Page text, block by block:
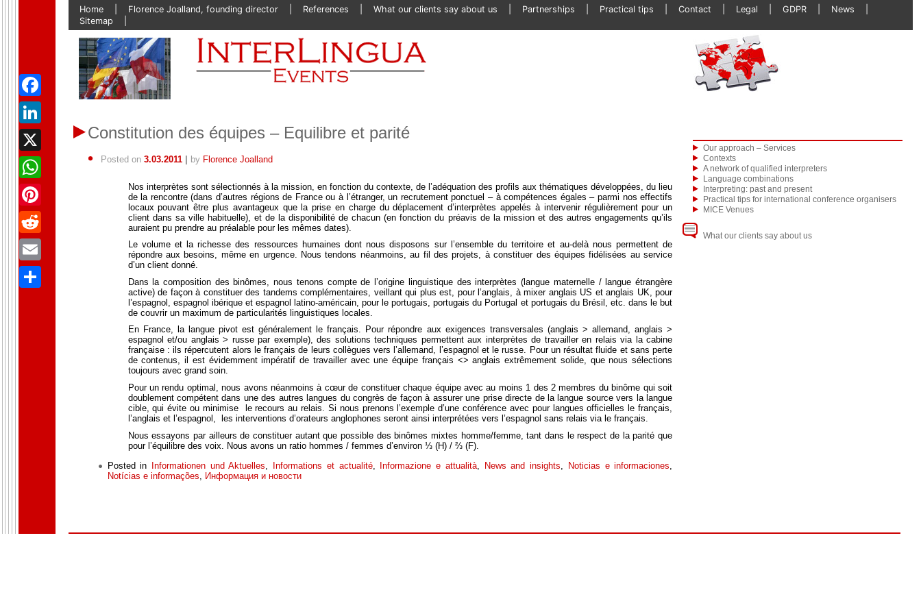
Home Florence Joalland, founding director References What our clients say about us Partnerships Practical tips Contact Legal GDPR
News
Sitemap
Constitution des équipes – Equilibre et parité
Posted on 3.03.2011| by Florence Joalland
Nos interprètes sont sélectionnés à la mission, en fonction du contexte, de l’adéquation des profils aux thématiques développées, du lieu
de la rencontre (dans d’autres régions de France ou à l’étranger, un recrutement ponctuel – à compétences égales – parmi nos effectifs
locaux pouvant être plus avantageux que la prise en charge du déplacement d’interprètes appelés à intervenir régulièrement pour un
client dans sa ville habituelle), et de la disponibilité de chacun (en fonction du préavis de la mission et des autres engagements qu’ils
auraient pu prendre au préalable pour les mêmes dates).
Le volume et la richesse des ressources humaines dont nous disposons sur l’ensemble du territoire et au-delà nous permettent de
répondre aux besoins, même en urgence. Nous tendons néanmoins, au fil des projets, à constituer des équipes fidélisées au service
d’un client donné.
Dans la composition des binômes, nous tenons compte de l’origine linguistique des interprètes (langue maternelle / langue étrangère
active) de façon à constituer des tandems complémentaires, veillant qui plus est, pour l’anglais, à mixer anglais US et anglais UK, pour
l’espagnol, espagnol ibérique et espagnol latino-américain, pour le portugais, portugais du Portugal et portugais du Brésil, etc. dans le but
de couvrir un maximum de particularités linguistiques locales.
En France, la langue pivot est généralement le français. Pour répondre aux exigences transversales (anglais > allemand, anglais >
espagnol et/ou anglais > russe par exemple), des solutions techniques permettent aux interprètes de travailler en relais via la cabine
française : ils répercutent alors le français de leurs collègues vers l’allemand, l’espagnol et le russe. Pour un résultat fluide et sans perte
de contenus, il est évidemment impératif de travailler avec une équipe français <> anglais extrêmement solide, que nous sélections
toujours avec grand soin.
Pour un rendu optimal, nous avons néanmoins à cœur de constituer chaque équipe avec au moins 1 des 2 membres du binôme qui soit
doublement compétent dans une des autres langues du congrès de façon à assurer une prise directe de la langue source vers la langue
cible, qui évite ou minimise le recours au relais. Si nous prenons l’exemple d’une conférence avec pour langues officielles le français,
l’anglais et l’espagnol, les interventions d’orateurs anglophones seront ainsi interprétées vers l’espagnol sans relais via le français.
Nous essayons par ailleurs de constituer autant que possible des binômes mixtes homme/femme, tant dans le respect de la parité que
pour l’équilibre des voix. Nous avons un ratio hommes / femmes d’environ ⅓ (H) / ⅔ (F).
Posted in
Informationen und Aktuelles, Informations et actualité, Informazione e attualità, News and insights, Noticias e informaciones,
Notícias e informações, Информация и новости
Our approach – Services
Contexts
A network of qualified interpreters
Language combinations
Interpreting: past and present
Practical tips for international conference organisers
MICE Venues
What our clients say about us
Facebook
LinkedIn
X
WhatsApp
Pinterest
Reddit
Email